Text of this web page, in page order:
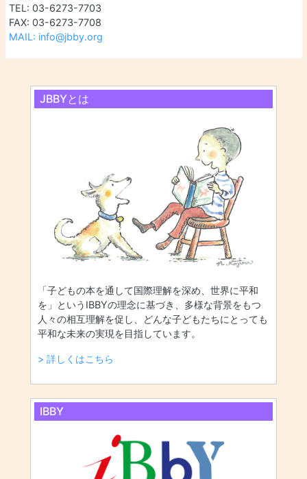
TEL: 03-6273-7703
FAX: 03-6273-7708
MAIL: info@jbby.org
JBBYとは
「子どもの本を通して国際理解を深め、世界に平和
を」というIBBYの理念に基づき、多様な背景をもつ
人々の相互理解を促し、どんな子どもたちにとっても
平和な未来の実現を目指しています。
> 詳しくはこちら
IBBY